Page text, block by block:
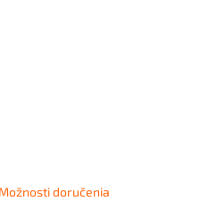
Možnosti doručenia